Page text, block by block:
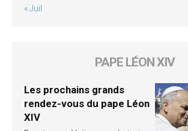
« Juil
PAPE LÉON XIV
Les prochains grands
rendez-vous du pape Léon
XIV